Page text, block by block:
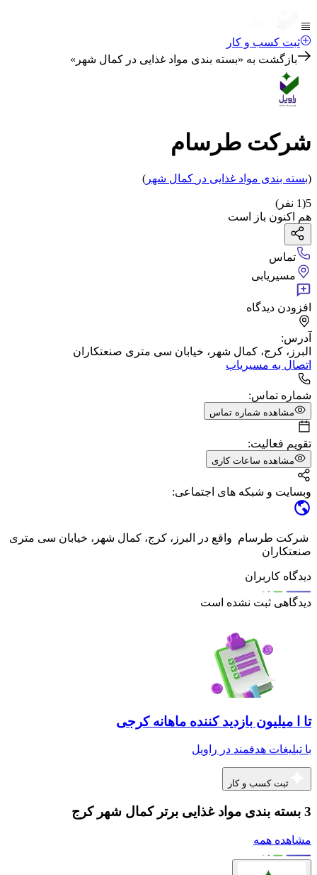
ثبت کسب و کار
بازگشت به «بسته بندی مواد غذایی در کمال شهر »
شرکت طرسام
(بسته بندی مواد غذایی در کمال شهر )
5
(
1 نفر)
هم اکنون باز است
تماس
مسیریابی
افزودن دیدگاه
آدرس:
البرز، کرج، کمال شهر، خیابان سی متری صنعتکاران
اتصال به مسیریاب
شماره تماس:
مشاهده شماره تماس
تقویم فعالیت:
مشاهده ساعات کاری
وبسایت و شبکه های اجتماعی:
شرکت طرسام واقع در البرز، کرج، کمال شهر، خیابان سی متری
صنعتکاران
دیدگاه کاربران
دیدگاهی ثبت نشده است
تا ا میلیون بازدید کننده ماهانه کرجی
با تبلیغات هدفمند در راویل
ثبت کسب و کار
3 بسته بندی مواد غذایی برتر کمال شهر کرج
مشاهده همه